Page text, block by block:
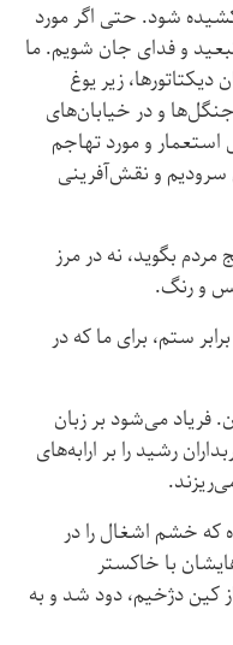
شود. حتی اگر مورد
و فدای جان شویم. ما
زیر یوغ
جنگل‌ها و در خیابان‌های
استعمار و مورد تهاجم
سرودیم و نقش‌آفرینی
مردم بگوید، نه در مرز
و رنگ.
ستم، برای ما که در
فریاد می‌شود بر زبان
رشید را بر ارابه‌های
که خشم اشغال را در
با خاکستر
کین دژخیم، دود شد و به